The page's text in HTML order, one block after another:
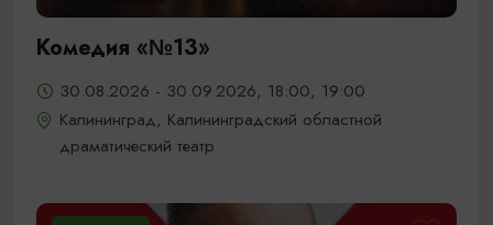
Комедия «№13»
30.08.2026 - 30.09.2026, 18:00, 19:00
Калининград, Калининградский областной
драматический театр